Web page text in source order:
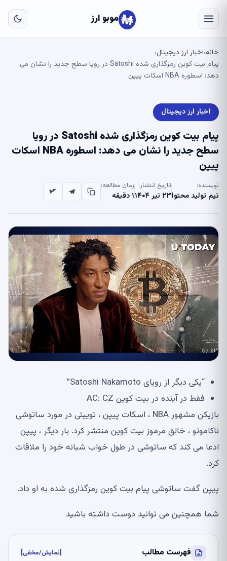
موبو ارز
خانه›اخبار ارز دیجیتال›
پیام بیت کوین رمزگذاری شده Satoshi در رویا سطح جدید را نشان می
دهد: اسطوره NBA اسکات پیپن
اخبار ارز دیجیتال
پیام بیت کوین رمزگذاری شده Satoshi در رویا
سطح جدید را نشان می دهد: اسطوره NBA اسکات
پیپن
نویسنده:
تیم تولید محتوا
تاریخ انتشار:
۲۳ تیر ۱۴۰۴
زمان مطالعه:
۱ دقیقه
“یکی دیگر از رویای Satoshi Nakamoto”
فقط در آینده در بیت کوین AC: CZ
بازیکن مشهور NBA ، اسکات پیپن ، توییتی در مورد ساتوشی
ناکاموتو ، خالق مرموز بیت کوین منتشر کرد. بار دیگر ، پیپن
ادعا می کند که ساتوشی در طول خواب شبانه خود را ملاقات
کرد.
پیپن گفت ساتوشی پیام بیت کوین رمزگذاری شده به او داد.
شما همچنین می توانید دوست داشته باشید
فهرست مطالب [نمایش/مخفی]